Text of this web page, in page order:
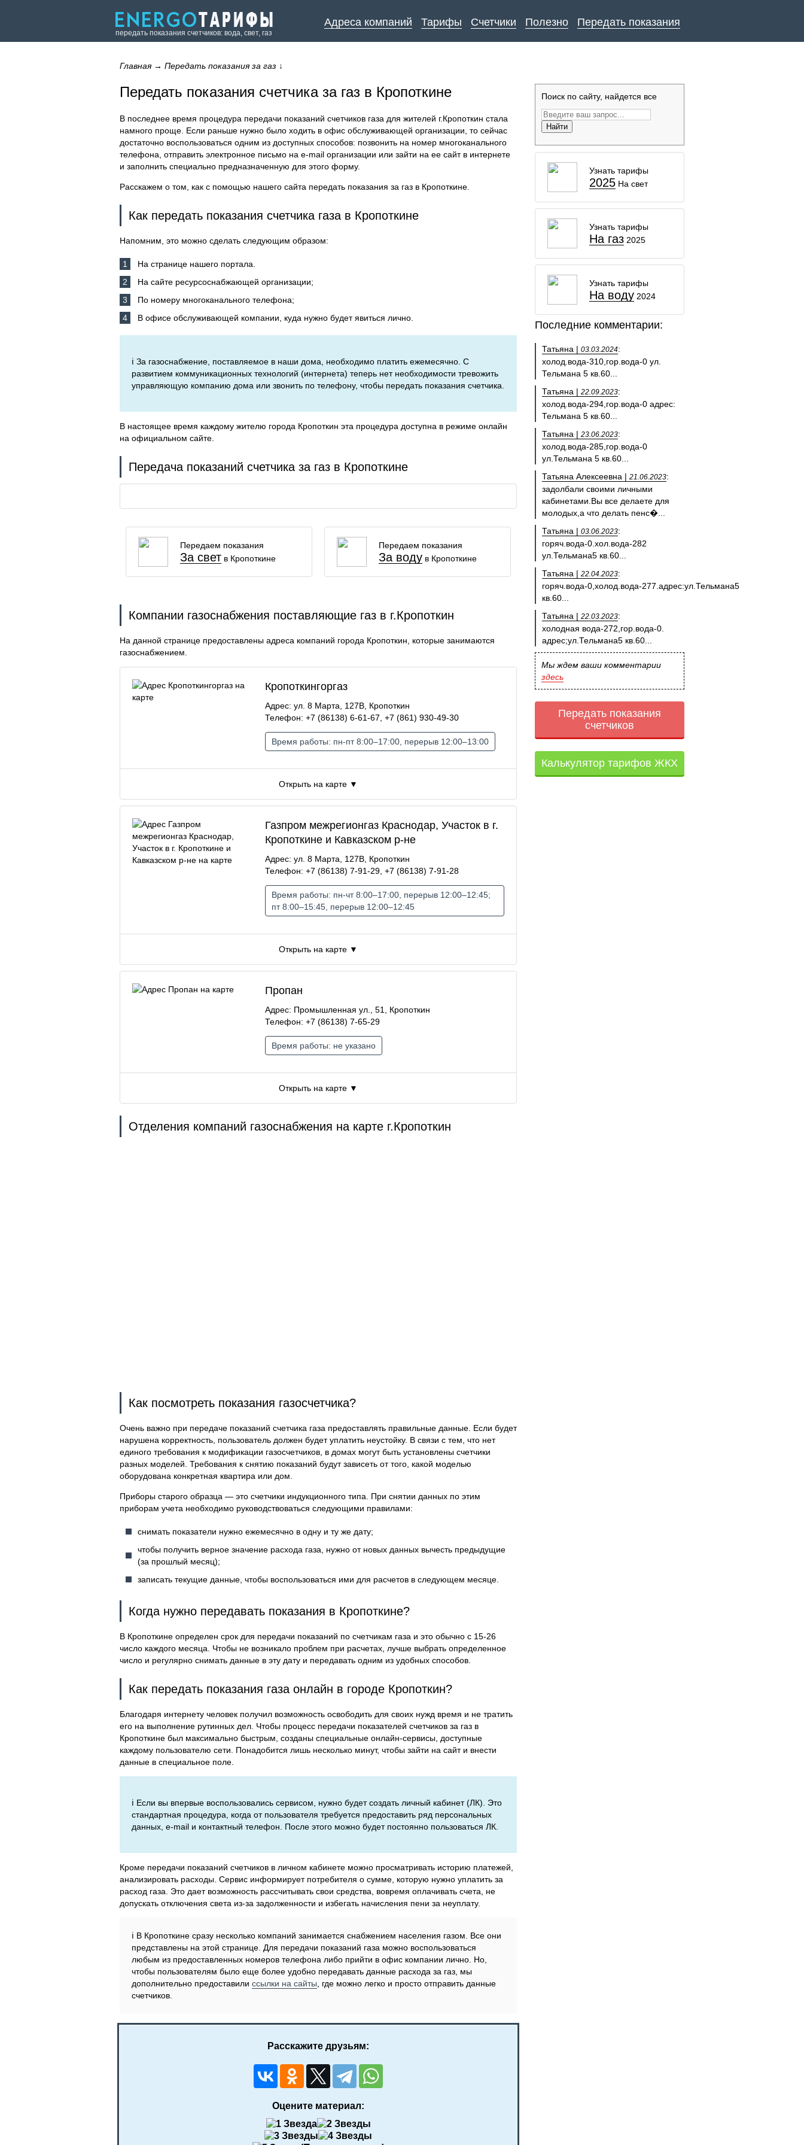
передать показания счетчиков: вода, свет, газ
Адреса компаний Тарифы Счетчики Полезно Передать показания
Главная→ Передать показания за газ ↓
Передать показания счетчика за газ в Кропоткине
В последнее время процедура передачи показаний счетчиков газа для жителей г.Кропоткин стала
намного проще. Если раньше нужно было ходить в офис обслуживающей организации, то сейчас
достаточно воспользоваться одним из доступных способов: позвонить на номер многоканального
телефона, отправить электронное письмо на e-mail организации или зайти на ее сайт в интернете
и заполнить специально предназначенную для этого форму.
Расскажем о том, как с помощью нашего сайта передать показания за газ в Кропоткине.
Как передать показания счетчика газа в Кропоткине
Напомним, это можно сделать следующим образом:
На странице нашего портала.
На сайте ресурсоснабжающей организации;
По номеру многоканального телефона;
В офисе обслуживающей компании, куда нужно будет явиться лично.
ℹ️ За газоснабжение, поставляемое в наши дома, необходимо платить ежемесячно. С
развитием коммуникационных технологий (интернета) теперь нет необходимости тревожить
управляющую компанию дома или звонить по телефону, чтобы передать показания счетчика.
В настоящее время каждому жителю города Кропоткин эта процедура доступна в режиме онлайн
на официальном сайте.
Передача показаний счетчика за газ в Кропоткине
Передаем показания
За светв Кропоткине
Передаем показания
За водув Кропоткине
Компании газоснабжения поставляющие газ в г.Кропоткин
На данной странице предоставлены адреса компаний города Кропоткин, которые занимаются
газоснабжением.
Открыть на карте ▼
Кропоткингоргаз
Адрес: ул. 8 Марта, 127В, Кропоткин
Телефон: +7 (86138) 6-61-67, +7 (861) 930-49-30
Время работы: пн-пт 8:00–17:00, перерыв 12:00–13:00
Открыть на карте ▼
Газпром межрегионгаз Краснодар, Участок в г.
Кропоткине и Кавказском р-не
Адрес: ул. 8 Марта, 127В, Кропоткин
Телефон: +7 (86138) 7-91-29, +7 (86138) 7-91-28
Время работы: пн-чт 8:00–17:00, перерыв 12:00–12:45;
пт 8:00–15:45, перерыв 12:00–12:45
Открыть на карте ▼
Пропан
Адрес: Промышленная ул., 51, Кропоткин
Телефон: +7 (86138) 7-65-29
Время работы: не указано
Отделения компаний газоснабжения на карте г.Кропоткин
Как посмотреть показания газосчетчика?
Очень важно при передаче показаний счетчика газа предоставлять правильные данные. Если будет
нарушена корректность, пользователь должен будет уплатить неустойку. В связи с тем, что нет
единого требования к модификации газосчетчиков, в домах могут быть установлены счетчики
разных моделей. Требования к снятию показаний будут зависеть от того, какой моделью
оборудована конкретная квартира или дом.
Приборы старого образца — это счетчики индукционного типа. При снятии данных по этим
приборам учета необходимо руководствоваться следующими правилами:
снимать показатели нужно ежемесячно в одну и ту же дату;
чтобы получить верное значение расхода газа, нужно от новых данных вычесть предыдущие
(за прошлый месяц);
записать текущие данные, чтобы воспользоваться ими для расчетов в следующем месяце.
Когда нужно передавать показания в Кропоткине?
В Кропоткине определен срок для передачи показаний по счетчикам газа и это обычно с 15-26
число каждого месяца. Чтобы не возникало проблем при расчетах, лучше выбрать определенное
число и регулярно снимать данные в эту дату и передавать одним из удобных способов.
Как передать показания газа онлайн в городе Кропоткин?
Благодаря интернету человек получил возможность освободить для своих нужд время и не тратить
его на выполнение рутинных дел. Чтобы процесс передачи показателей счетчиков за газ в
Кропоткине был максимально быстрым, созданы специальные онлайн-сервисы, доступные
каждому пользователю сети. Понадобится лишь несколько минут, чтобы зайти на сайт и внести
данные в специальное поле.
ℹ️ Если вы впервые воспользовались сервисом, нужно будет создать личный кабинет (ЛК). Это
стандартная процедура, когда от пользователя требуется предоставить ряд персональных
данных, e-mail и контактный телефон. После этого можно будет постоянно пользоваться ЛК.
Кроме передачи показаний счетчиков в личном кабинете можно просматривать историю платежей,
анализировать расходы. Сервис информирует потребителя о сумме, которую нужно уплатить за
расход газа. Это дает возможность рассчитывать свои средства, вовремя оплачивать счета, не
допускать отключения света из-за задолженности и избегать начисления пени за неуплату.
ℹ️ В Кропоткине сразу несколько компаний занимается снабжением населения газом. Все они
представлены на этой странице. Для передачи показаний газа можно воспользоваться
любым из предоставленных номеров телефона либо прийти в офис компании лично. Но,
чтобы пользователям было еще более удобно передавать данные расхода за газ, мы
дополнительно предоставили ссылки на сайты , где можно легко и просто отправить данные
счетчиков.
Расскажите друзьям:
Оцените материал:
Поиск по сайту, найдется все
Найти
Узнать тарифы
2025 На свет
Узнать тарифы
На газ 2025
Узнать тарифы
На воду 2024
Последние комментарии:
Татьяна | 03.03.2024:
холод.вода-310,гор.вода-0 ул.
Тельмана 5 кв.60...
Татьяна | 22.09.2023:
холод.вода-294,гор.вода-0 адрес:
Тельмана 5 кв.60...
Татьяна | 23.06.2023:
холод.вода-285,гор.вода-0
ул.Тельмана 5 кв.60...
Татьяна Алексеевна | 21.06.2023:
задолбали своими личными
кабинетами.Вы все делаете для
молодых,а что делать пенс�...
Татьяна | 03.06.2023:
горяч.вода-0.хол.вода-282
ул.Тельмана5 кв.60...
Татьяна | 22.04.2023:
горяч.вода-0,холод.вода-277.адрес:ул.Тельмана5
кв.60...
Татьяна | 22.03.2023:
холодная вода-272,гор.вода-0.
адрес;ул.Тельмана5 кв.60...
Мы ждем ваши комментарии
здесь
Передать показания
счетчиков
Калькулятор тарифов ЖКХ